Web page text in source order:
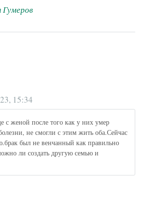
15:34
с женой после того как у них умер
не смогли с этим жить оба.Сейчас
был не венчанный как правильно
ли создать другую семью и